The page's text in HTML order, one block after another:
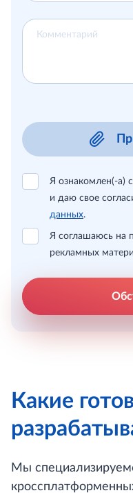
Я ознакомлен(-а) с
и даю свое
данных.
Я соглашаюсь на
рекламных
Какие
Мы